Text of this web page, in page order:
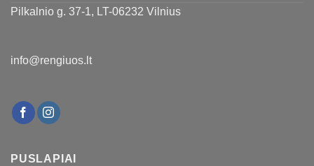
Pilkalnio g. 37-1, LT-06232 Vilnius
info@rengiuos.lt
PUSLAPIAI